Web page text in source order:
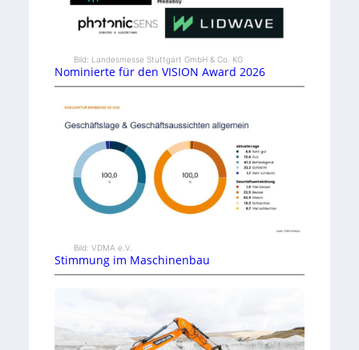
Bild: Landesmesse Stuttgart GmbH & Co. KG
Nominierte für den VISION Award 2026
Bild: VDMA e.V.
Stimmung im Maschinenbau